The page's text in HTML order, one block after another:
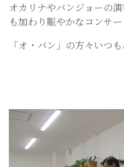
オカリナやバンジョーの
も加わり賑やかなコンサ
「オ・バン」の方々いつ